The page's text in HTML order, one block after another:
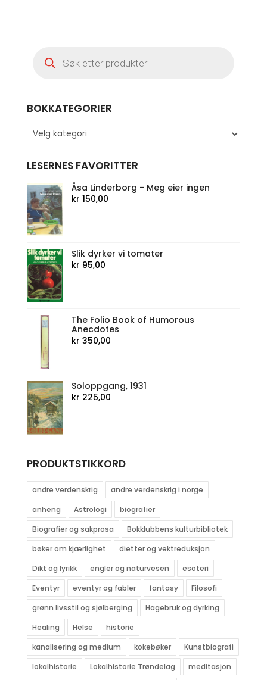
search
BOKKATEGORIER
LESERNES FAVORITTER
Åsa Linderborg - Meg eier ingen
kr 150,00
Slik dyrker vi tomater
kr 95,00
The Folio Book of Humorous
Anecdotes
kr 350,00
Soloppgang, 1931
kr 225,00
PRODUKTSTIKKORD
andre verdenskrig
andre verdenskrig i norge
anheng
Astrologi
biografier
Biografier og sakprosa
Bokklubbens kulturbibliotek
bøker om kjærlighet
dietter og vektreduksjon
Dikt og lyrikk
engler og naturvesen
esoteri
Eventyr
eventyr og fabler fantasy
Filosofi
grønn livsstil og sjølberging
Hagebruk og dyrking
Healing
Helse
historie
kanalisering og medium
kokebøker
Kunstbiografi
lokalhistorie
Lokalhistorie Trøndelag
meditasjon